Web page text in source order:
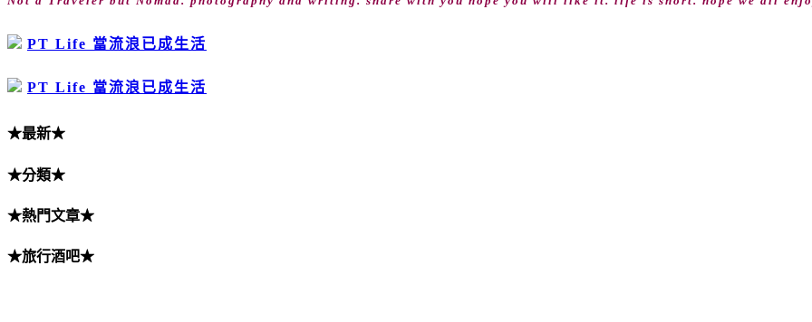
PT Life 當流浪已成生活
PT Life 當流浪已成生活
★最新★
★分類★
★熱門文章★
★旅行酒吧★